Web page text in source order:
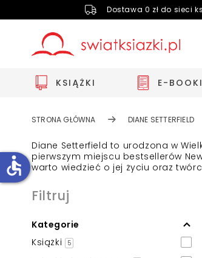
Dostawa 0 zł do sieci
KSIĄŻKI E-BOOKI
STRONA GŁÓWNA DIANE SETTERFIELD
Diane Setterfield to urodzona w
pierwszym miejscu bestsellerów
warto wiedzieć o jej życiu oraz
Filtruj
Kategorie
Książki
5
accessible
Zwiększ rozmiar czcionki
Odwróć kolory